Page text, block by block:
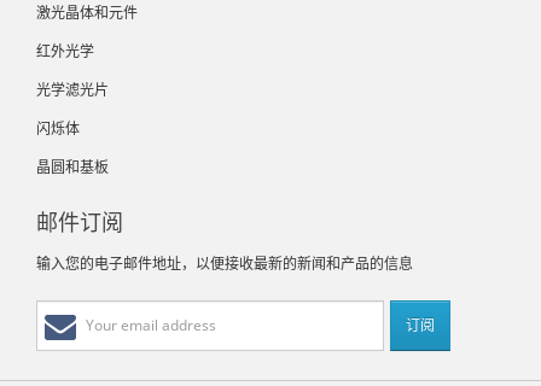
激光晶体和元件
红外光学
光学滤光片
闪烁体
晶圆和基板
邮件订阅
输入您的电子邮件地址，以便接收最新的新闻和产品的信息